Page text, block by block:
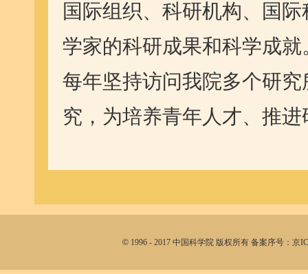
国际组织、科研机构、国
学家的科研成果和科学成
每年坚持访问我院多个研
究，为培养青年人才、推
© 1996 - 2017 中国科学院 版权所有 备案序号：京